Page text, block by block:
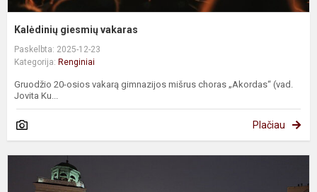
Kalėdinių giesmių vakaras
Paskelbta: 2025-12-23
Kategorija: Renginiai
Gruodžio 20-osios vakarą gimnazijos mišrus choras „Akordas“ (vad.
Jovita Ku...
Plačiau